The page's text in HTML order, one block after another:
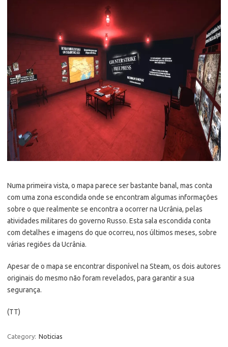
Numa primeira vista, o mapa parece ser bastante banal, mas conta
com uma zona escondida onde se encontram algumas informações
sobre o que realmente se encontra a ocorrer na Ucrânia, pelas
atividades militares do governo Russo. Esta sala escondida conta
com detalhes e imagens do que ocorreu, nos últimos meses, sobre
várias regiões da Ucrânia.
Apesar de o mapa se encontrar disponível na Steam, os dois autores
originais do mesmo não foram revelados, para garantir a sua
segurança.
(TT)
Category: Noticias